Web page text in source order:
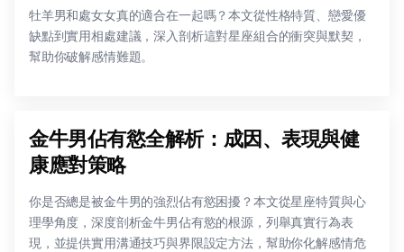
牡羊男和處女女真的適合在一起嗎？本文從性格特質、戀愛優
缺點到實用相處建議，深入剖析這對星座組合的衝突與默契，
幫助你破解感情難題。
金牛男佔有慾全解析：成因、表現與健
康應對策略
你是否總是被金牛男的強烈佔有慾困擾？本文從星座特質與心
理學角度，深度剖析金牛男佔有慾的根源，列舉真實行為表
現，並提供實用溝通技巧與界限設定方法，幫助你化解感情危